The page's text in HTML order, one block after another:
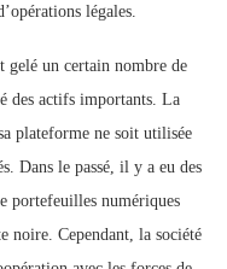
légales.
gelé un certain nombre de
des actifs importants. La
plateforme ne soit utilisée
Dans le passé, il y a eu des
portefeuilles numériques
noire. Cependant, la société